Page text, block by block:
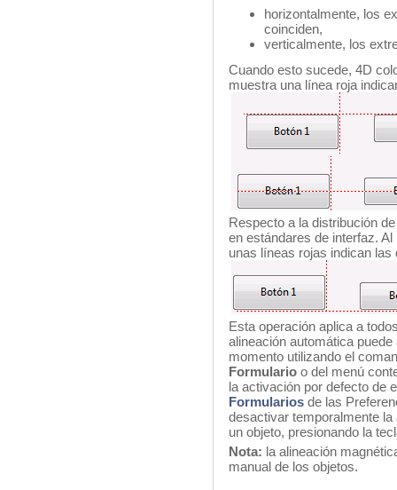
horizontalmente, los
coinciden,
verticalmente, los
Cuando esto sucede, 4D
muestra una línea roja
Respecto a la distribución
en estándares de interfaz.
unas líneas rojas indican
Esta operación aplica a
alineación automática
momento utilizando el
Formulario o del menú
la activación por defecto de
Formularios de las
desactivar temporalmente
un objeto, presionando la
Nota: la alineación
manual de los objetos.